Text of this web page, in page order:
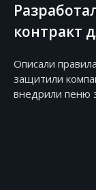
контракт
Описали
защитили
внедрили пеню